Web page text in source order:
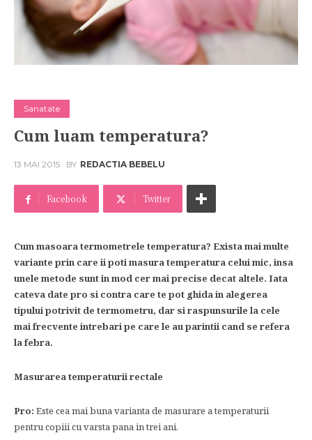
Sanatate
Cum luam temperatura?
13 MAI 2015 BY REDACTIA BEBELU
Facebook Twitter
Cum masoara termometrele temperatura? Exista mai multe
variante prin care ii poti masura temperatura celui mic, insa
unele metode sunt in mod cer mai precise decat altele. Iata
cateva date pro si contra care te pot ghida in alegerea
tipului potrivit de termometru, dar si raspunsurile la cele
mai frecvente intrebari pe care le au parintii cand se refera
la febra.
Masurarea temperaturii rectale
Pro: Este cea mai buna varianta de masurare a temperaturii
pentru copiii cu varsta pana in trei ani.